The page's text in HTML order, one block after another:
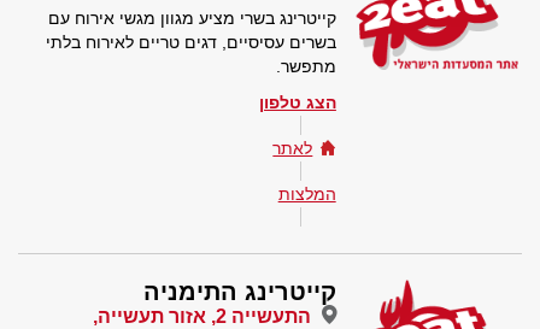
קייטרינג בשרי מציע מגוון מגשי אירוח עם
בשרים עסיסיים, דגים טריים לאירוח בלתי
מתפשר.
הצג טלפון
לאתר
המלצות
קייטרינג התימניה
התעשייה 2, אזור תעשייה,